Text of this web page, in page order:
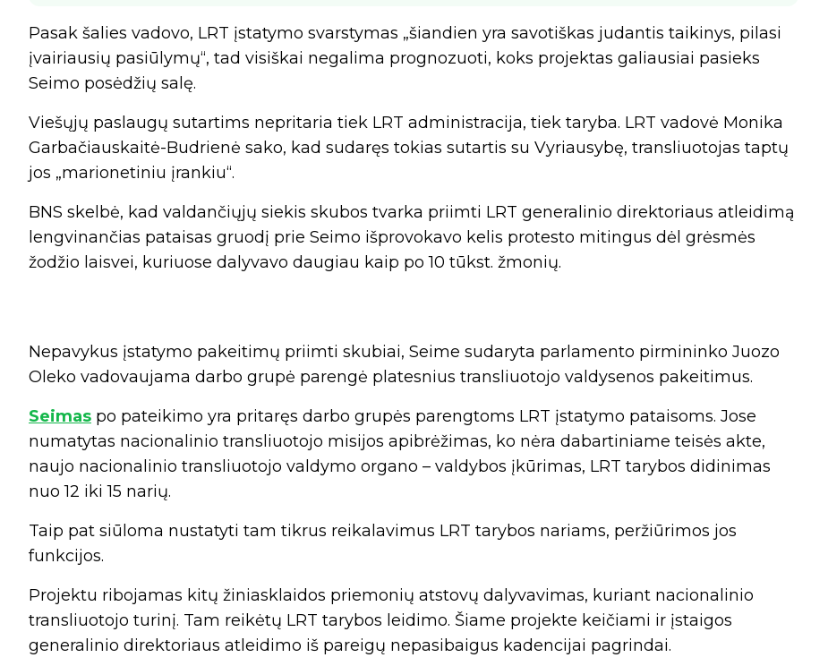
Pasak šalies vadovo, LRT įstatymo svarstymas „šiandien yra savotiškas judantis taikinys, pilasi
įvairiausių pasiūlymų“, tad visiškai negalima prognozuoti, koks projektas galiausiai pasieks
Seimo posėdžių salę.
Viešųjų paslaugų sutartims nepritaria tiek LRT administracija, tiek taryba. LRT vadovė Monika
Garbačiauskaitė-Budrienė sako, kad sudaręs tokias sutartis su Vyriausybę, transliuotojas taptų
jos „marionetiniu įrankiu“.
BNS skelbė, kad valdančiųjų siekis skubos tvarka priimti LRT generalinio direktoriaus atleidimą
lengvinančias pataisas gruodį prie Seimo išprovokavo kelis protesto mitingus dėl grėsmės
žodžio laisvei, kuriuose dalyvavo daugiau kaip po 10 tūkst. žmonių.
Nepavykus įstatymo pakeitimų priimti skubiai, Seime sudaryta parlamento pirmininko Juozo
Oleko vadovaujama darbo grupė parengė platesnius transliuotojo valdysenos pakeitimus.
Seimas po pateikimo yra pritaręs darbo grupės parengtoms LRT įstatymo pataisoms. Jose
numatytas nacionalinio transliuotojo misijos apibrėžimas, ko nėra dabartiniame teisės akte,
naujo nacionalinio transliuotojo valdymo organo – valdybos įkūrimas, LRT tarybos didinimas
nuo 12 iki 15 narių.
Taip pat siūloma nustatyti tam tikrus reikalavimus LRT tarybos nariams, peržiūrimos jos
funkcijos.
Projektu ribojamas kitų žiniasklaidos priemonių atstovų dalyvavimas, kuriant nacionalinio
transliuotojo turinį. Tam reikėtų LRT tarybos leidimo. Šiame projekte keičiami ir įstaigos
generalinio direktoriaus atleidimo iš pareigų nepasibaigus kadencijai pagrindai.